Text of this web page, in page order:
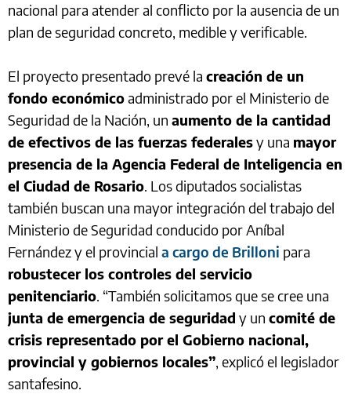
nacional para atender al conflicto por la ausencia de un
plan de seguridad concreto, medible y verificable.
El proyecto presentado prevé la creación de un
fondo económicoadministrado por el Ministerio de
Seguridad de la Nación, un aumento de la cantidad
de efectivos de las fuerzas federalesy una mayor
presencia de la Agencia Federal de Inteligencia en
el Ciudad de Rosario. Los diputados socialistas
también buscan una mayor integración del trabajo del
Ministerio de Seguridad conducido por Aníbal
Fernández y el provincial a cargo de Brilloni para
robustecer los controles del servicio
penitenciario. “También solicitamos que se cree una
junta de emergencia de seguridad y un comité de
crisis representado por el Gobierno nacional,
provincial y gobiernos locales”, explicó el legislador
santafesino.